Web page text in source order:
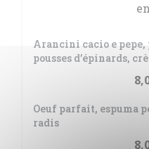
Arancini cacio e
pousses d’épinards,
Oeuf parfait, espuma
radis